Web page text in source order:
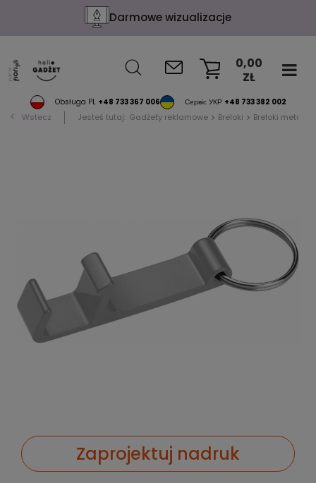
Darmowe wizualizacje
Obsługa PL +48 733 367 006 Сервіс УКР +48 733 382 002
0,00
ZŁ
Wstecz Jesteś tutaj: Gadżety reklamowe Breloki Breloki
Zaprojektuj nadruk